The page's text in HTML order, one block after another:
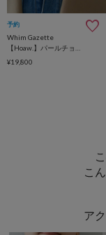
予約
Whim Gazette
¥19,800
こ
ア